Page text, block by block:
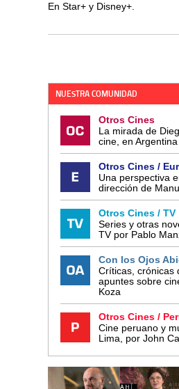
En Star+ y Disney+.
NUESTRA COMUNIDAD
Otros Cines
La mirada de
cine, en
Otros Cines /
Una perspectiva
dirección de
Otros Cines / TV
Series y otras
TV por Pablo
Con los Ojos
Críticas, crónicas
apuntes sobre
Koza
Otros Cines /
Cine peruano y
Lima, por John